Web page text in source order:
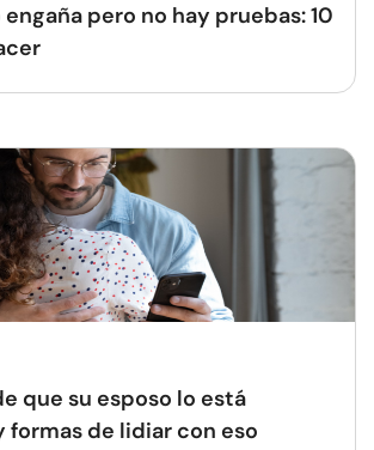
pero no hay pruebas: 10
que su esposo lo está
formas de lidiar con eso